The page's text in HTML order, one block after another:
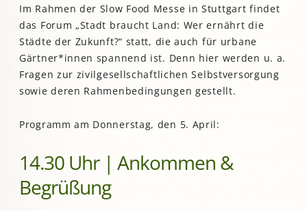
Im Rahmen der Slow Food Messe in Stuttgart findet
das Forum „Stadt braucht Land: Wer ernährt die
Städte der Zukunft?“ statt, die auch für urbane
Gärtner*innen spannend ist. Denn hier werden u. a.
Fragen zur zivilgesellschaftlichen Selbstversorgung
sowie deren Rahmenbedingungen gestellt.
Programm am Donnerstag, den 5. April:
14.30 Uhr | Ankommen &
Begrüßung